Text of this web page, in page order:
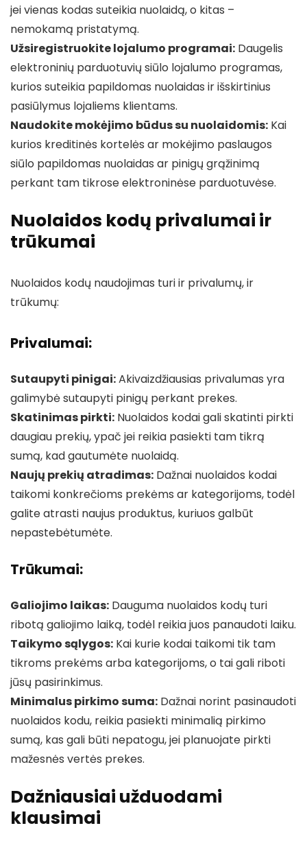
jei vienas kodas suteikia nuolaidą, o kitas –
nemokamą pristatymą.
Užsiregistruokite lojalumo programai: Daugelis
elektroninių parduotuvių siūlo lojalumo programas,
kurios suteikia papildomas nuolaidas ir išskirtinius
pasiūlymus lojaliems klientams.
Naudokite mokėjimo būdus su nuolaidomis: Kai
kurios kreditinės kortelės ar mokėjimo paslaugos
siūlo papildomas nuolaidas ar pinigų grąžinimą
perkant tam tikrose elektroninėse parduotuvėse.
Nuolaidos kodų privalumai ir
trūkumai
Nuolaidos kodų naudojimas turi ir privalumų, ir
trūkumų:
Privalumai:
Sutaupyti pinigai:Akivaizdžiausias privalumas yra
galimybė sutaupyti pinigų perkant prekes.
Skatinimas pirkti: Nuolaidos kodai gali skatinti pirkti
daugiau prekių, ypač jei reikia pasiekti tam tikrą
sumą, kad gautumėte nuolaidą.
Naujų prekių atradimas: Dažnai nuolaidos kodai
taikomi konkrečioms prekėms ar kategorijoms, todėl
galite atrasti naujus produktus, kuriuos galbūt
nepastebėtumėte.
Trūkumai:
Galiojimo laikas: Dauguma nuolaidos kodų turi
ribotą galiojimo laiką, todėl reikia juos panaudoti laiku.
Taikymo sąlygos: Kai kurie kodai taikomi tik tam
tikroms prekėms arba kategorijoms, o tai gali riboti
jūsų pasirinkimus.
Minimalus pirkimo suma: Dažnai norint pasinaudoti
nuolaidos kodu, reikia pasiekti minimalią pirkimo
sumą, kas gali būti nepatogu, jei planuojate pirkti
mažesnės vertės prekes.
Dažniausiai užduodami
klausimai